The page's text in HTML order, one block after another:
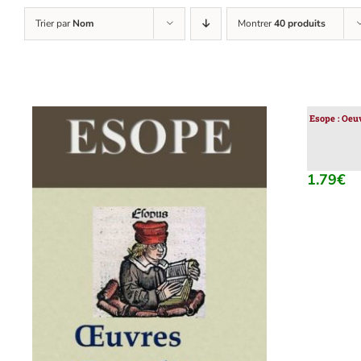
Trier parNom Montrer40 produits
AJOUTER AU PANIER / DÉTAILS
Esope :
1.79€